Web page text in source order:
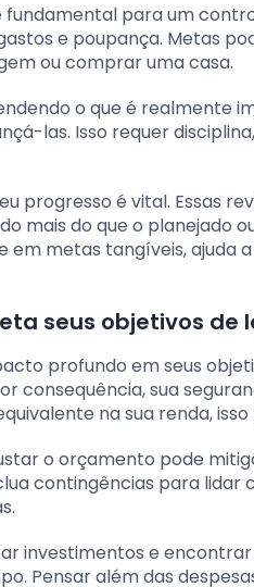
para um
e poupança. Metas
ou comprar uma casa.
o que é realmente
las. Isso requer
progresso é vital. Essas
mais do que o planejado
em metas tangíveis, ajuda
seus objetivos de
profundo em seus
consequência, sua
na sua renda,
o orçamento pode
contingências para
investimentos e
Pensar além das